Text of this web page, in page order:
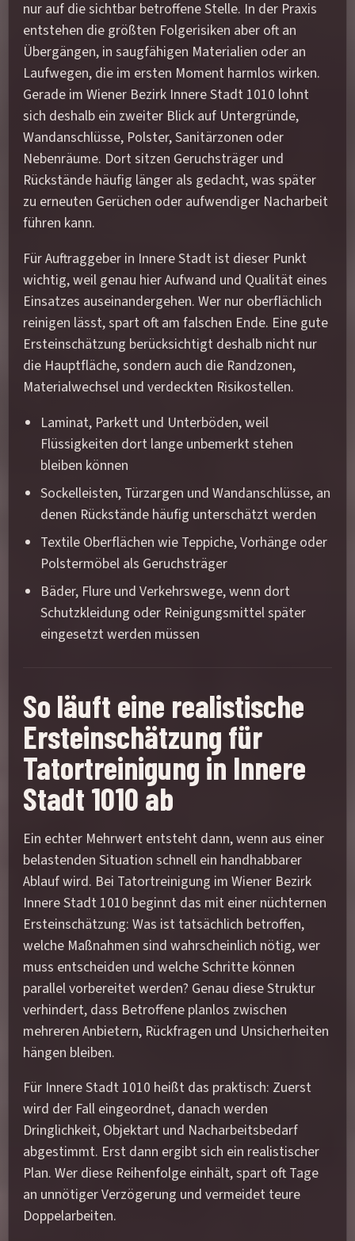
nur auf die sichtbar betroffene Stelle. In der Praxis
entstehen die größten Folgerisiken aber oft an
Übergängen, in saugfähigen Materialien oder an
Laufwegen, die im ersten Moment harmlos wirken.
Gerade im Wiener Bezirk Innere Stadt 1010 lohnt
sich deshalb ein zweiter Blick auf Untergründe,
Wandanschlüsse, Polster, Sanitärzonen oder
Nebenräume. Dort sitzen Geruchsträger und
Rückstände häufig länger als gedacht, was später
zu erneuten Gerüchen oder aufwendiger Nacharbeit
führen kann.
Für Auftraggeber in Innere Stadt ist dieser Punkt
wichtig, weil genau hier Aufwand und Qualität eines
Einsatzes auseinandergehen. Wer nur oberflächlich
reinigen lässt, spart oft am falschen Ende. Eine gute
Ersteinschätzung berücksichtigt deshalb nicht nur
die Hauptfläche, sondern auch die Randzonen,
Materialwechsel und verdeckten Risikostellen.
Laminat, Parkett und Unterböden, weil
Flüssigkeiten dort lange unbemerkt stehen
bleiben können
Sockelleisten, Türzargen und Wandanschlüsse, an
denen Rückstände häufig unterschätzt werden
Textile Oberflächen wie Teppiche, Vorhänge oder
Polstermöbel als Geruchsträger
Bäder, Flure und Verkehrswege, wenn dort
Schutzkleidung oder Reinigungsmittel später
eingesetzt werden müssen
So läuft eine realistische
Ersteinschätzung für
Tatortreinigung in Innere
Stadt 1010 ab
Ein echter Mehrwert entsteht dann, wenn aus einer
belastenden Situation schnell ein handhabbarer
Ablauf wird. Bei Tatortreinigung im Wiener Bezirk
Innere Stadt 1010 beginnt das mit einer nüchternen
Ersteinschätzung: Was ist tatsächlich betroffen,
welche Maßnahmen sind wahrscheinlich nötig, wer
muss entscheiden und welche Schritte können
parallel vorbereitet werden? Genau diese Struktur
verhindert, dass Betroffene planlos zwischen
mehreren Anbietern, Rückfragen und Unsicherheiten
hängen bleiben.
Für Innere Stadt 1010 heißt das praktisch: Zuerst
wird der Fall eingeordnet, danach werden
Dringlichkeit, Objektart und Nacharbeitsbedarf
abgestimmt. Erst dann ergibt sich ein realistischer
Plan. Wer diese Reihenfolge einhält, spart oft Tage
an unnötiger Verzögerung und vermeidet teure
Doppelarbeiten.